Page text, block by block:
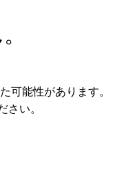
可能性があります。
さい。